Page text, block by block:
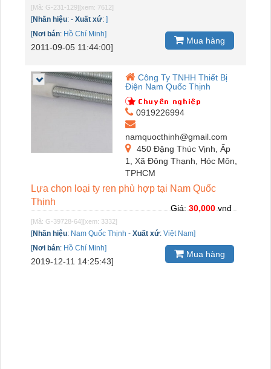
[Mã: G-231-129][xem: 7612]
[Nhãn hiệu: - Xuất xứ: ]
[Nơi bán: Hồ Chí Minh]
2011-09-05 11:44:00]
Mua hàng
Công Ty TNHH Thiết Bị
Điện Nam Quốc Thịnh
0919226994
namquocthinh@gmail.com
450 Đặng Thúc Vịnh, Ấp
1, Xã Đông Thạnh, Hóc Môn,
TPHCM
Lựa chọn loại ty ren phù hợp tại Nam Quốc
Thịnh
[Mã: G-39728-64][xem: 3332]
[Nhãn hiệu: Nam Quốc Thịnh - Xuất xứ: Việt Nam]
[Nơi bán: Hồ Chí Minh]
2019-12-11 14:25:43]
Giá:30,000vnđ
Mua hàng